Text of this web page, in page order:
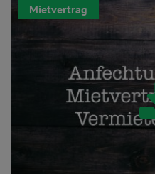
Mietvertrag